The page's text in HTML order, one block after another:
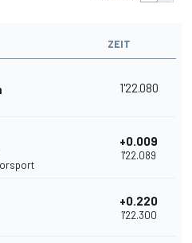
ZEIT
1'22.080
+0.009
1'22.089
+0.220
1'22.300